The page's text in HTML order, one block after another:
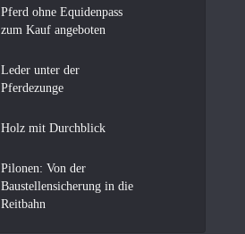
Pferd ohne Equidenpass
zum Kauf angeboten
Leder unter der
Pferdezunge
Holz mit Durchblick
Pilonen: Von der
Baustellensicherung in die
Reitbahn